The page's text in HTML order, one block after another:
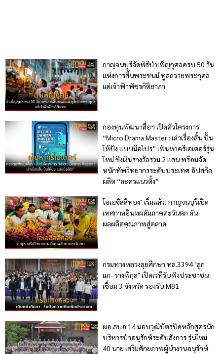
กาญจนบุรีจัดพิธีบำเพ็ญกุศลครบ 50 วัน
แห่งการสิ้นพระชนม์ ทูลถวายพระกุศล
แด่เจ้าฟ้าพัชรกิติยาภา
กองทุนพัฒนาสื่อฯ เปิดตัวโครงการ
“Micro Drama Master : เล่าเรื่องสั้น ปั้น
ให้ปัง แบบมือโปร” เฟ้นหาครีเอเตอร์รุ่น
ใหม่ ชิงเงินรางวัลรวม 2 แสน พร้อมจัด
หนักทัพวิทยากรระดับประเทศ อัปสกิล
ผลิต “ละครแนวตั้ง”
โอเอซิสสีทอง" เริ่มแล้ว! กาญจนบุรีเปิด
เทศกาลอินทผลัมภาคตะวันตก ดัน
ผลผลิตคุณภาพสู่ตลาด
กรมทางหลวงลุยศึกษา ทล.3394 "ลูก
แก–รางพิกุล" เปิดเวทีรับฟังประชาชน
เชื่อม 3 จังหวัด รองรับ M81
ผอ.สบอ.14 มอบวุฒิบัตรปิดหลักสูตรนัก
บริหารป่าอนุรักษ์ระดับสั่งการ รุ่นใหม่
40 นาย เสริมศักยภาพผู้นำงานอนุรักษ์